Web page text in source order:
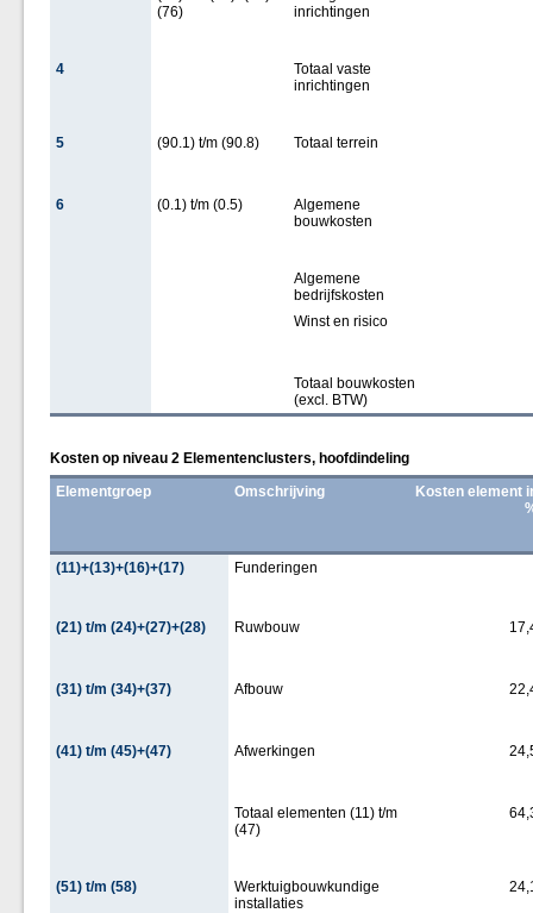
(76)
inrichtingen
4
Totaal vaste
inrichtingen
5 (90.1) t/m (90.8) Totaal terrein
6 (0.1) t/m (0.5)
Algemene
bouwkosten
Algemene
bedrijfskosten
Winst en risico
Totaal bouwkosten
(excl. BTW)
Kosten op niveau 2 Elementenclusters, hoofdindeling
Elementgroep
Omschrijving
Kosten element
(11)+(13)+(16)+(17) Funderingen
(21) t/m (24)+(27)+(28) Ruwbouw
(31) t/m (34)+(37) Afbouw
(41) t/m (45)+(47) Afwerkingen
Totaal elementen (11) t/m
(47)
(51) t/m (58)
Werktuigbouwkundige
installaties